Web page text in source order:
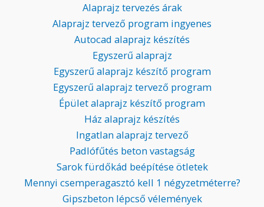
Alaprajz tervezés árak
Alaprajz tervező program ingyenes
Autocad alaprajz készítés
Egyszerű alaprajz
Egyszerű alaprajz készítő program
Egyszerű alaprajz tervező program
Épület alaprajz készítő program
Ház alaprajz készítés
Ingatlan alaprajz tervező
Padlófűtés beton vastagság
Sarok fürdőkád beépítése ötletek
Mennyi csemperagasztó kell 1 négyzetméterre?
Gipszbeton lépcső vélemények